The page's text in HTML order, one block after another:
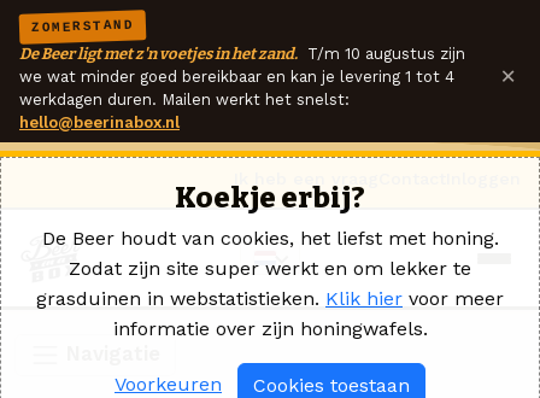
ZOMERSTAND
De Beer ligt met z'n voetjes in het zand. T/m 10 augustus zijn
we wat minder goed bereikbaar en kan je levering 1 tot 4
werkdagen duren. Mailen werkt het snelst:
hello@beerinabox.nl
×
Koekje erbij?
De Beer houdt van cookies, het liefst met honing.
Zodat zijn site super werkt en om lekker te
grasduinen in webstatistieken. Klik hier voor meer
informatie over zijn honingwafels.
Voorkeuren Cookies toestaan